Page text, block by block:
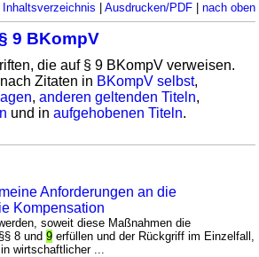
Inhaltsverzeichnis | Ausdrucken/PDF| nach oben
9 BKompV
die auf § 9 BKompV verweisen.
Zitaten in BKompV selbst,
,anderen geltenden Titeln,
und inaufgehobenen Titeln.
Anforderungen an die
Kompensation
soweit diese Maßnahmen die
8 und9 erfüllen und der Rückgriff im Einzelfall,
wirtschaftlicher ...